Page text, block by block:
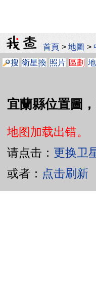
首頁 >地圖 >
搜 衛星換 照片 區劃
宜蘭縣位置圖
地图加载出错。
请点击： 更换卫
或者： 点击刷新